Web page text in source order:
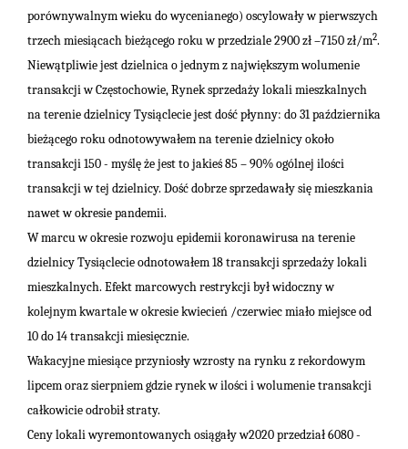
porównywalnym wieku do wycenianego) oscylowały w pierwszych
trzech miesiącach bieżącego roku w przedziale 2900 zł –7150 zł/m2.
Niewątpliwie jest dzielnica o jednym z największym wolumenie
transakcji w Częstochowie,Rynek sprzedaży lokali mieszkalnych
na terenie dzielnicy Tysiąclecie jest dość płynny: do 31 października
bieżącego roku odnotowywałem na terenie dzielnicy około
transakcji 150 - myślę że jest to jakieś 85 – 90% ogólnej ilości
transakcji w tej dzielnicy. Dość dobrze sprzedawały się mieszkania
nawet w okresie pandemii.
W marcu w okresie rozwoju epidemii koronawirusa na terenie
dzielnicy Tysiąclecie odnotowałem 18 transakcji sprzedaży lokali
mieszkalnych. Efekt marcowych restrykcji był widoczny w
kolejnym kwartale w okresie kwiecień /czerwiec miało miejsce od
10 do 14 transakcji miesięcznie.
Wakacyjne miesiące przyniosły wzrosty na rynku z rekordowym
lipcem oraz sierpniem gdzie rynek w ilości i wolumenie transakcji
całkowicie odrobił straty.
Ceny lokali wyremontowanych osiągały w2020 przedział 6080 -